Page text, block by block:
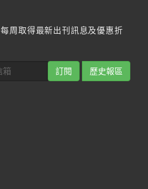
每周取得最新出刊訊息及優惠折
訂閱 歷史報區